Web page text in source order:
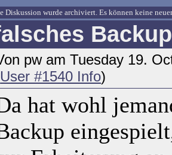
Diskussion wurde archiviert. Es können keine
Backup
pw am Tuesday 19.
User #1540 Info)
hat wohl